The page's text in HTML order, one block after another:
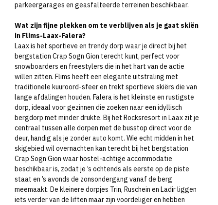
parkeergarages en geasfalteerde terreinen beschikbaar.
Wat zijn fijne plekken om te verblijven als je gaat skiën
in Flims-Laax-Falera?
Laax is het sportieve en trendy dorp waar je direct bij het
bergstation Crap Sogn Gion terecht kunt, perfect voor
snowboarders en freestylers die in het hart van de actie
willen zitten. Flims heeft een elegante uitstraling met
traditionele kuuroord-sfeer en trekt sportieve skiërs die van
lange afdalingen houden. Falera is het kleinste en rustigste
dorp, ideaal voor gezinnen die zoeken naar een idyllisch
bergdorp met minder drukte. Bij het Rocksresort in Laax zit je
centraal tussen alle dorpen met de busstop direct voor de
deur, handig als je zonder auto komt. Wie echt midden in het
skigebied wil overnachten kan terecht bij het bergstation
Crap Sogn Gion waar hostel-achtige accommodatie
beschikbaar is, zodat je ’s ochtends als eerste op de piste
staat en ’s avonds de zonsondergang vanaf de berg
meemaakt. De kleinere dorpjes Trin, Ruschein en Ladir liggen
iets verder van de liften maar zijn voordeliger en hebben